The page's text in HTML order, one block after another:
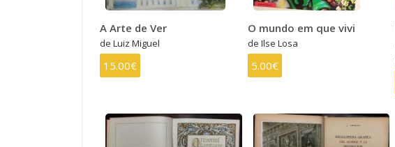
A Arte de Ver
de Luiz Miguel
15.00€
O mundo em que vivi
de Ilse Losa
5.00€